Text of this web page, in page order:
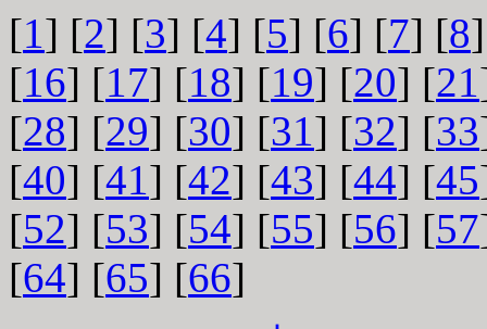
[1] [2] [3] [4] [5] [6] [7] [8
[16] [17] [18] [19] [20] [21
[28] [29] [30] [31] [32] [33
[40] [41] [42] [43] [44] [45
[52] [53] [54] [55] [56] [57
[64] [65] [66]